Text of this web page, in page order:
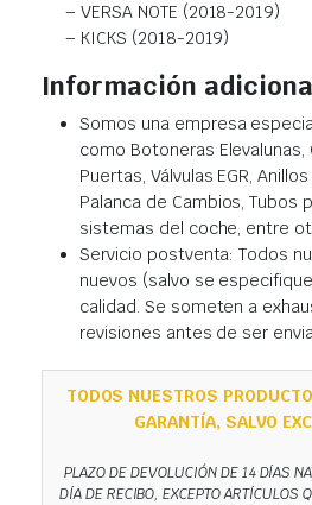
– VERSA NOTE (2018-2019)
– KICKS (2018-2019)
Información
Somos una empresa
como Botoneras Elevalunas,
Puertas, Válvulas EGR,
Palanca de Cambios, Tubos
sistemas del coche, entre
Servicio postventa: Todos
nuevos (salvo se
calidad. Se someten a
revisiones antes de ser
TODOS NUESTROS
GARANTÍA, SALVO
PLAZO DE DEVOLUCIÓN DE 14 DÍAS
DÍA DE RECIBO, EXCEPTO ARTÍCULOS